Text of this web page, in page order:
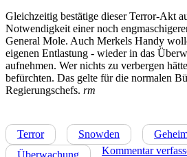
Gleichzeitig bestätige dieser Terror-Akt
Notwendigkeit einer noch
General Mole. Auch Merkels Handy
eigenen Entlastung - wieder in das
aufnehmen. Wer nichts zu verbergen
befürchten. Das gelte für die normalen
Regierungschefs. rm
Terror Snowden
Überwachung
Kommentar